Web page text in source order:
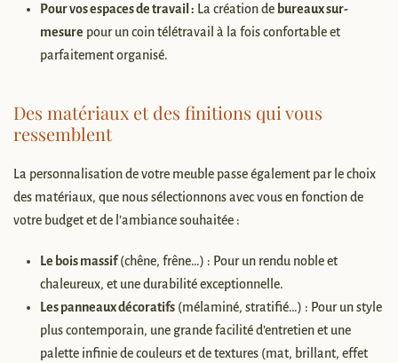
Pour vos espaces de travail : La création de bureaux sur-
mesure pour un coin télétravail à la fois confortable et
parfaitement organisé.
Des matériaux et des finitions qui vous
ressemblent
La personnalisation de votre meuble passe également par le choix
des matériaux, que nous sélectionnons avec vous en fonction de
votre budget et de l’ambiance souhaitée :
Le bois massif(chêne, frêne…) : Pour un rendu noble et
chaleureux, et une durabilité exceptionnelle.
Les panneaux décoratifs (mélaminé, stratifié…) : Pour un style
plus contemporain, une grande facilité d’entretien et une
palette infinie de couleurs et de textures (mat, brillant, effet